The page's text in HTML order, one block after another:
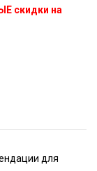
скидки на
для